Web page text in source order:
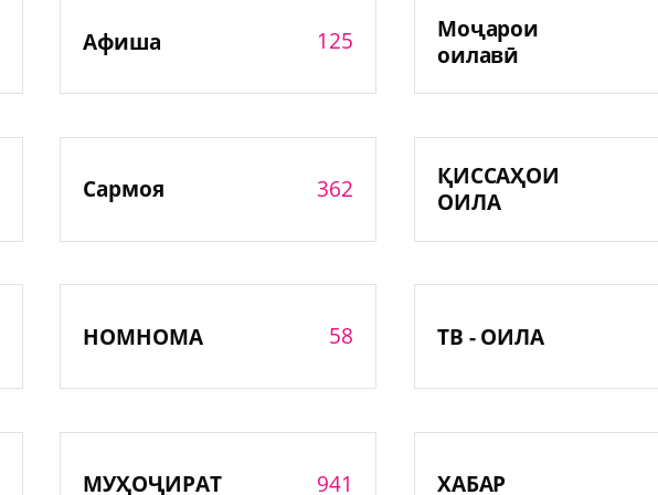
Афиша 125
Моҷарои
оилавӣ
Сармоя 362
ҚИССАҲОИ
ОИЛА
НОМНОМА 58 ТВ - ОИЛА
МУҲОҶИРАТ 941 ХАБАР